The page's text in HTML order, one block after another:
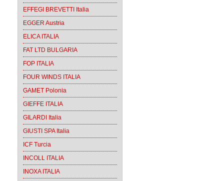
EFFEGI BREVETTI Italia
EGGER Austria
ELICA ITALIA
FAT LTD BULGARIA
FOP ITALIA
FOUR WINDS ITALIA
GAMET Polonia
GIEFFE ITALIA
GILARDI Italia
GIUSTI SPA Italia
ICF Turcia
INCOLL ITALIA
INOXA ITALIA